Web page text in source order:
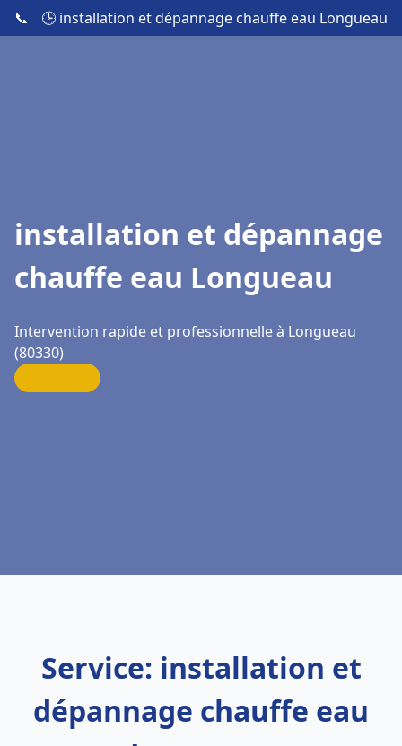
📞 🕒 installation et dépannage chauffe eau Longueau
installation et dépannage
chauffe eau Longueau
Intervention rapide et professionnelle à Longueau
(80330)
Service: installation et
dépannage chauffe eau